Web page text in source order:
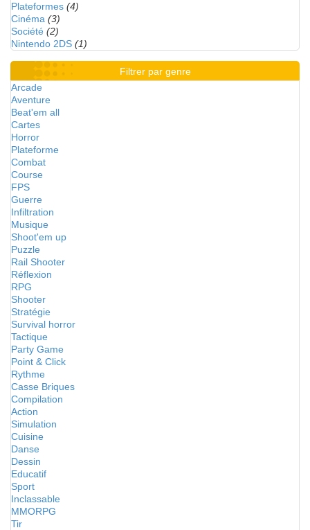
Plateformes (4)
Cinéma (3)
Société (2)
Nintendo 2DS (1)
Filtrer par genre
Arcade
Aventure
Beat'em all
Cartes
Horror
Plateforme
Combat
Course
FPS
Guerre
Infiltration
Musique
Shoot'em up
Puzzle
Rail Shooter
Réflexion
RPG
Shooter
Stratégie
Survival horror
Tactique
Party Game
Point & Click
Rythme
Casse Briques
Compilation
Action
Simulation
Cuisine
Danse
Dessin
Educatif
Sport
Inclassable
MMORPG
Tir